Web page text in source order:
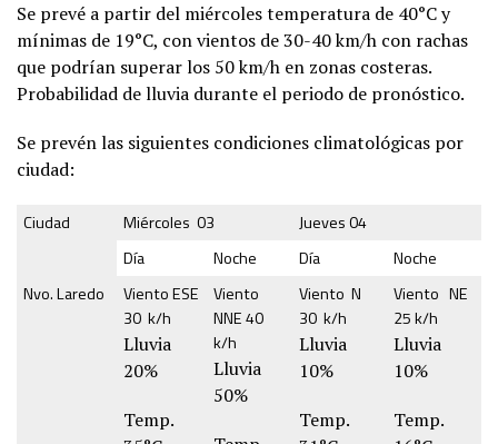
Se prevé a partir del miércoles temperatura de 40°C y
mínimas de 19°C, con vientos de 30-40 km/h con rachas
que podrían superar los 50 km/h en zonas costeras.
Probabilidad de lluvia durante el periodo de pronóstico.
Se prevén las siguientes condiciones climatológicas por
ciudad:
Ciudad Miércoles 03
Jueves 04
Día
Noche Día
Noche
Nvo. Laredo
Viento ESE
30 k/h
Lluvia
20%
Temp.
Viento
NNE 40
k/h
Lluvia
50%
Viento N
30 k/h
Lluvia
10%
Temp.
Viento NE
25 k/h
Lluvia
10%
Temp.